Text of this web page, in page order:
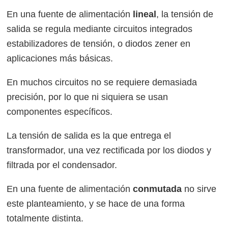
En una fuente de alimentación lineal, la tensión de
salida se regula mediante circuitos integrados
estabilizadores de tensión, o diodos zener en
aplicaciones más básicas.
En muchos circuitos no se requiere demasiada
precisión, por lo que ni siquiera se usan
componentes específicos.
La tensión de salida es la que entrega el
transformador, una vez rectificada por los diodos y
filtrada por el condensador.
En una fuente de alimentaciónconmutada no sirve
este planteamiento, y se hace de una forma
totalmente distinta.